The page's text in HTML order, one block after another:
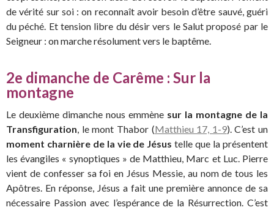
de vérité sur soi : on reconnaît avoir besoin d’être sauvé, guéri
du péché. Et tension libre du désir vers le Salut proposé par le
Seigneur : on marche résolument vers le baptême.
2e dimanche de Carême : Sur la
montagne
Le deuxième dimanche nous emmène sur la montagne de la
Transfiguration, le mont Thabor (Matthieu 17, 1-9). C’est un
moment charnière de la vie de Jésus telle que la présentent
les évangiles « synoptiques » de Matthieu, Marc et Luc. Pierre
vient de confesser sa foi en Jésus Messie, au nom de tous les
Apôtres. En réponse, Jésus a fait une première annonce de sa
nécessaire Passion avec l’espérance de la Résurrection. C’est